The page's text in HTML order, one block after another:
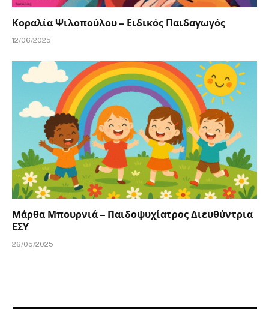
Κοραλία Ψιλοπούλου – Ειδικός Παιδαγωγός
12/06/2025
Μάρθα Μπουρνιά – Παιδοψυχίατρος Διευθύντρια
ΕΣΥ
26/05/2025